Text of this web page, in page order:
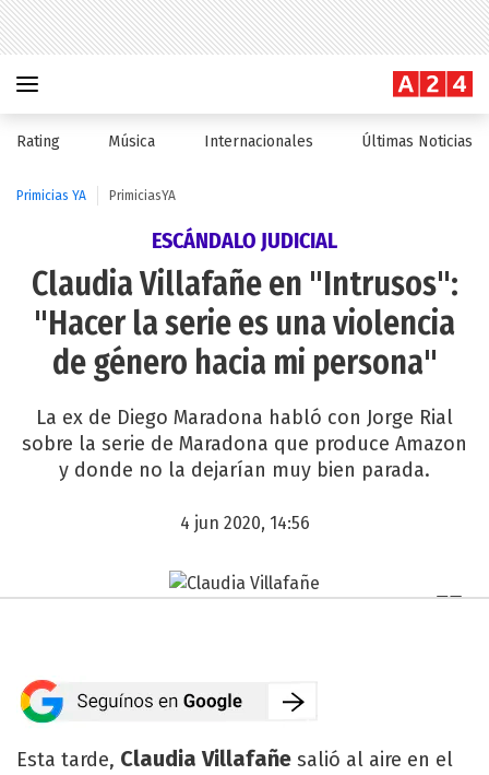
Rating Música Internacionales Últimas Noticias
Primicias YA PrimiciasYA
ESCÁNDALO JUDICIAL
Claudia Villafañe en "Intrusos":
"Hacer la serie es una violencia
de género hacia mi persona"
La ex de Diego Maradona habló con Jorge Rial
sobre la serie de Maradona que produce Amazon
y donde no la dejarían muy bien parada.
4 jun 2020, 14:56
Esta tarde, Claudia Villafañe salió al aire en el